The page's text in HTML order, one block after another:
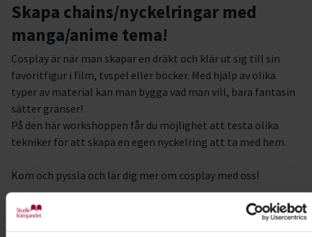
Skapa chains/nyckelringar med
manga/anime tema!
Cosplay är när man skapar en dräkt och klär ut sig till sin
favoritfigur i film, tvspel eller böcker. Med hjälp av olika
typer av material kan man bygga vad man vill, bara fantasin
sätter gränser!
På den här workshoppen får du möjlighet att testa olika
tekniker för att skapa en egen nyckelring att ta med hem.
Kom och pyssla och lär dig mer om cosplay med oss!
Kostnader